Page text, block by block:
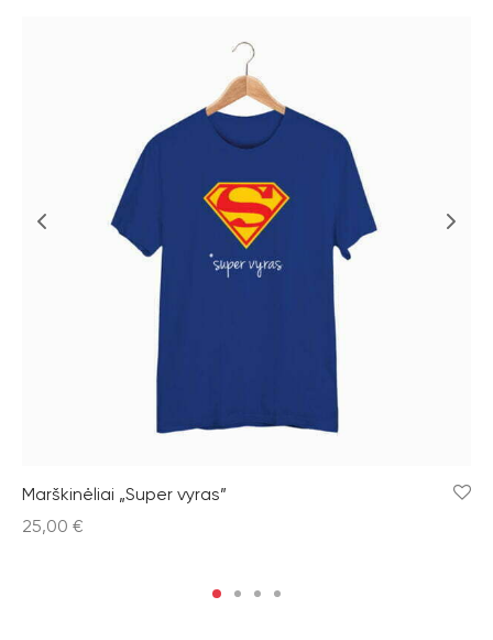
Marškinėliai „Super vyras”
25,00 €